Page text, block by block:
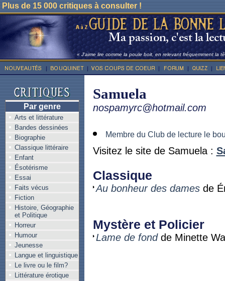
Plus de 15 000 critiques à consulter !
« J'aime lire comme la poule boit, en relevant fréquemment la
Par genre
Arts et littérature
Bandes dessinées
Biographie
Classique littéraire
Enfant
Ésotérisme
Essai
Faits vécus
Fiction
Histoire, Géographie
et Politique
Horreur
Humour
Jeunesse
Langue et linguistique
Le livre ou le film?
Littérature érotique
Samuela
nospamyrc@hotmail.com
Membre du Club de lecture le
Visitez le site de Samuela :
Classique
Au bonheur des damesde
Mystère et Policier
Lame de fondde Minette